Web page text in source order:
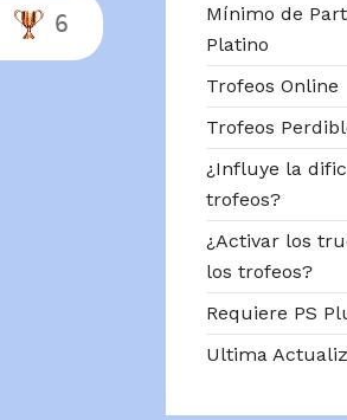
6
Mínimo de
Platino
Trofeos Online
Trofeos
¿Influye la
trofeos?
¿Activar los
los trofeos?
Requiere PS
Ultima